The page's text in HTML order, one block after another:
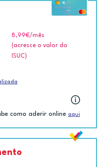
8,99€/mês
(acresce o valor do
ISUC)
como aderir online aqui